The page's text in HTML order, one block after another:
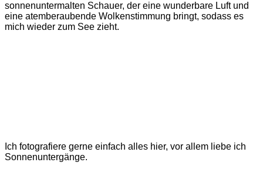
sonnenuntermalten Schauer, der eine wunderbare Luft und
eine atemberaubende Wolkenstimmung bringt, sodass es
mich wieder zum See zieht.
Ich fotografiere gerne einfach alles hier, vor allem liebe ich
Sonnenuntergänge.